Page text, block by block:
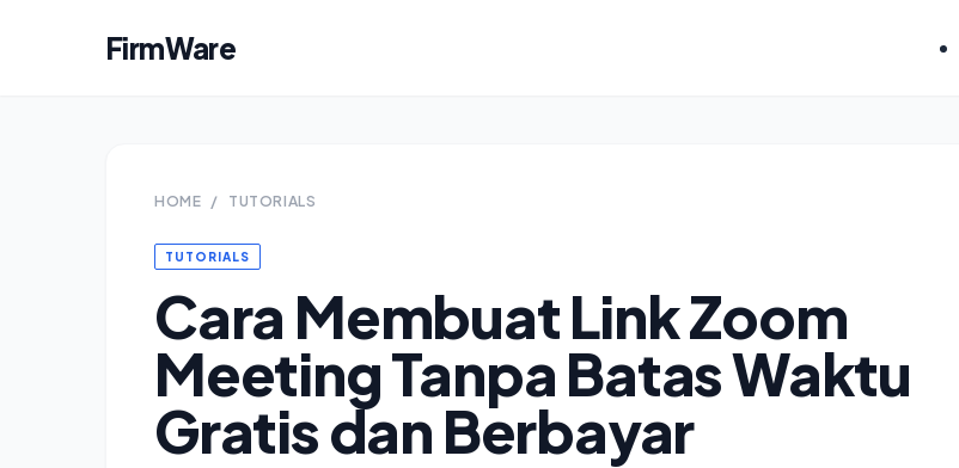
FirmWare
HOME / TUTORIALS
TUTORIALS
Cara Membuat Link Zoom
Meeting Tanpa Batas Waktu
Gratis dan Berbayar